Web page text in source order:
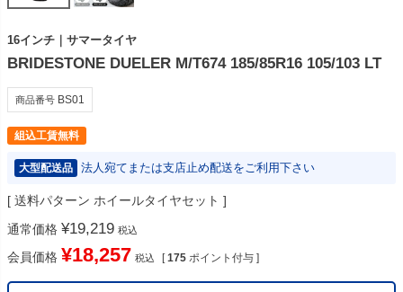
16インチ｜サマータイヤ
BRIDESTONE DUELER M/T674 185/85R16 105/103 LT
商品番号 BS01
組込工賃無料
大型配送品 法人宛てまたは支店止め配送をご利用下さい
送料パターン ホイールタイヤセット
通常価格 ¥19,219 税込
会員価格 ¥18,257 税込 [ 175 ポイント付与 ]